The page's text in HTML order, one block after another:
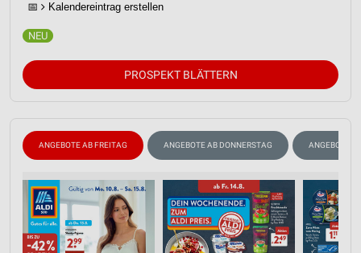
📅 Kalendereintrag erstellen
PROSPEKT BLÄTTERN
ANGEBOTE AB FREITAG ANGEBOTE AB DONNERSTAG ANGEBOTE